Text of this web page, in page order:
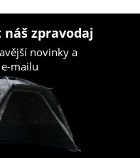
zpravodaj
novinky a
mailu